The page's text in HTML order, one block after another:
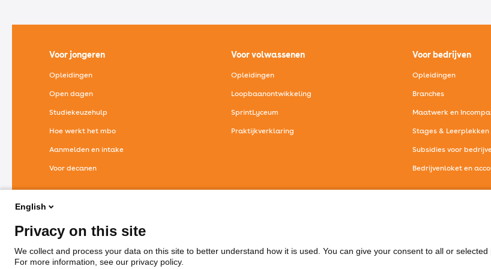
Voor jongeren
Opleidingen
Open dagen
Studiekeuzehulp
Hoe werkt het mbo
Aanmelden en intake
Voor decanen
Voor volwassenen
Opleidingen
Loopbaanontwikkeling
SprintLyceum
Praktijkverklaring
Voor bedrijven
Opleidingen
Branches
Maatwerk en
Stages & Leerplekken
Subsidies voor
Bedrijvenloket en
English
Privacy on this site
We collect and process your data on this site to better understand how it is used. You can give your consent to all or
For more information, see our privacy policy.